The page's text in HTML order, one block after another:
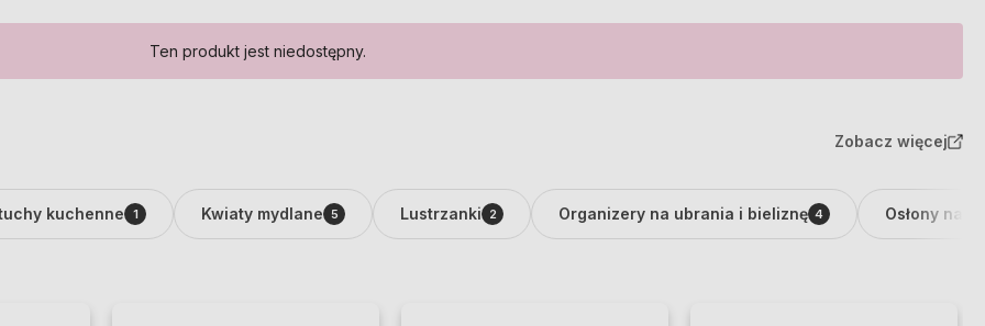
Ten produkt jest niedostępny.
Zobacz więcej
kuchenne 1 Kwiaty mydlane 5 Lustrzanki 2 Organizery na ubrania i bieliznę 4 Osłony na